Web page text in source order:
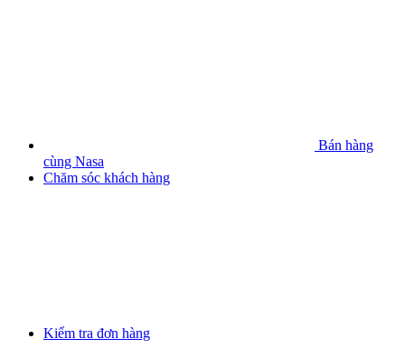
Bán hàng
cùng Nasa
Chăm sóc khách hàng
Kiểm tra đơn hàng